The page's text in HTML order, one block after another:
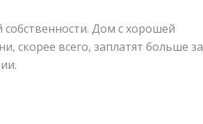
Дом с хорошей
скорее всего, заплатят больше за